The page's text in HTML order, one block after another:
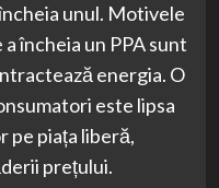
unul. Motivele
încheia un PPA sunt
energia. O
este lipsa
pe piața liberă,
prețului.